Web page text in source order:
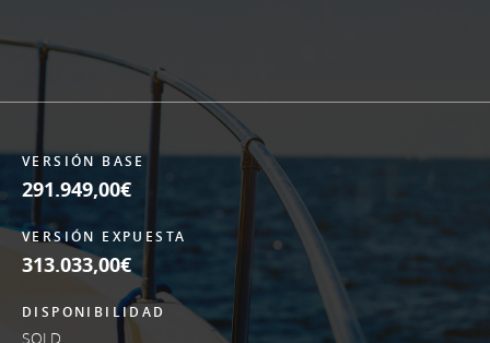
VERSIÓN BASE
291.949,00€
VERSIÓN EXPUESTA
313.033,00€
DISPONIBILIDAD
SOLD